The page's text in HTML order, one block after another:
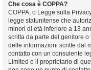
Che cosa è COPPA?
COPPA, o Legge sulla
legge statunitense che
minori di età inferiore a 13
scritta da parte del genitore
delle informazioni scritte dal
contatto con un consulente
Limited e il proprietario di